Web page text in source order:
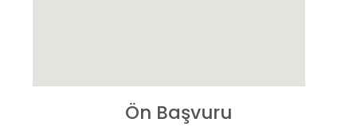
Ön Başvuru